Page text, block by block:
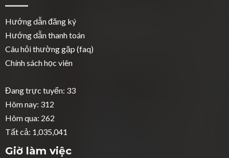
Hướng dẫn đăng ký
Hướng dẫn thanh toán
Câu hỏi thường gặp (faq)
Chính sách học viên
Đang trực tuyến: 33
Hôm nay: 312
Hôm qua: 262
Tất cả: 1,035,041
Giờ làm việc